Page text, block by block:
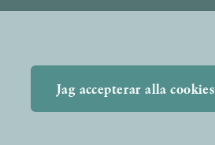
Jag accepterar alla cookies